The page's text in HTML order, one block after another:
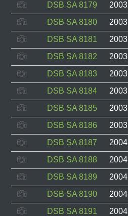
DSB SA 8179
2003
DSB SA 8180
2003
DSB SA 8181
2003
DSB SA 8182
2003
DSB SA 8183
2003
DSB SA 8184
2003
DSB SA 8185
2003
DSB SA 8186
2003
DSB SA 8187
2004
DSB SA 8188
2004
DSB SA 8189
2004
DSB SA 8190
2004
DSB SA 8191
2004